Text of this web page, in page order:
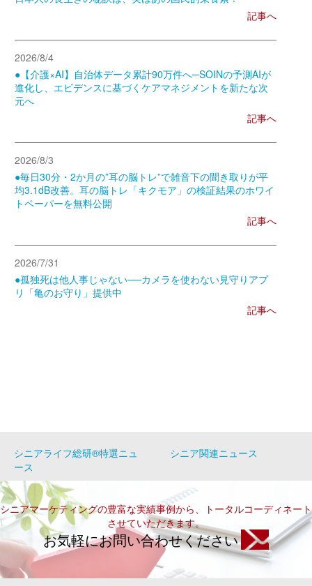
記事へ
2026/8/4
●【介護×AI】自治体データ累計90万件へ─SOINの予測AIが
進化し、エビデンスに基づくケアマネジメントを新たな次
元へ
記事へ
2026/8/3
●毎日30分・2か月の”耳の脳トレ”で雑音下の聞き取りが平
均3.1dB改善。耳の脳トレ「キクモア」の検証結果のホワイ
トペーパーを無料公開
記事へ
2026/7/31
●孤独死は他人事じゃない──カメラを使わない見守りアプ
リ「亀のお守り」提供中
記事へ
シニアライフ総研®特選ニュ
ース
シニア関連ニュース
シニアマーケティングの豊富な実績事例から、トータルコーディネート
させていただきます。
お気軽にお問い合わせください